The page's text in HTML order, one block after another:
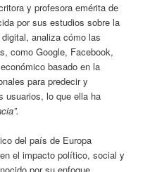
y profesora emérita de
por sus estudios sobre la
analiza cómo las
como Google, Facebook,
basado en la
para predecir y
usuarios, lo que ella ha
del país de Europa
el impacto político, social y